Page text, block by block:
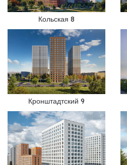
Кольская 8
Кронштадтский 9